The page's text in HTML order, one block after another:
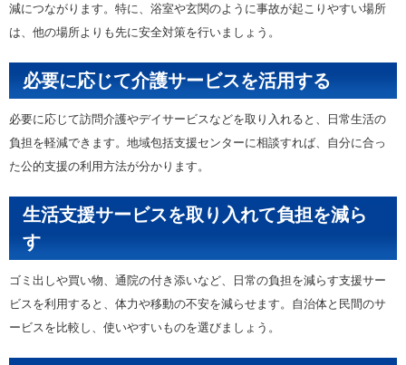
減につながります。特に、浴室や玄関のように事故が起こりやすい場所
は、他の場所よりも先に安全対策を行いましょう。
必要に応じて介護サービスを活用する
必要に応じて訪問介護やデイサービスなどを取り入れると、日常生活の
負担を軽減できます。地域包括支援センターに相談すれば、自分に合っ
た公的支援の利用方法が分かります。
生活支援サービスを取り入れて負担を減ら
す
ゴミ出しや買い物、通院の付き添いなど、日常の負担を減らす支援サー
ビスを利用すると、体力や移動の不安を減らせます。自治体と民間のサ
ービスを比較し、使いやすいものを選びましょう。